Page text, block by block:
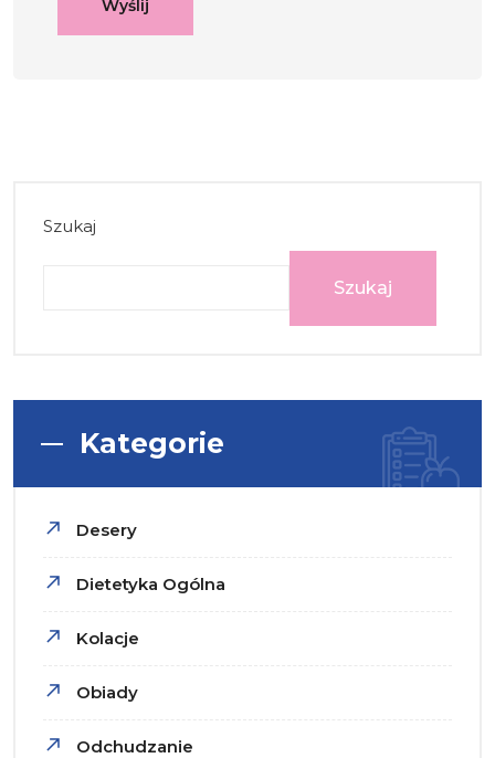
Szukaj
Szukaj
Kategorie
Desery
Dietetyka Ogólna
Kolacje
Obiady
Odchudzanie